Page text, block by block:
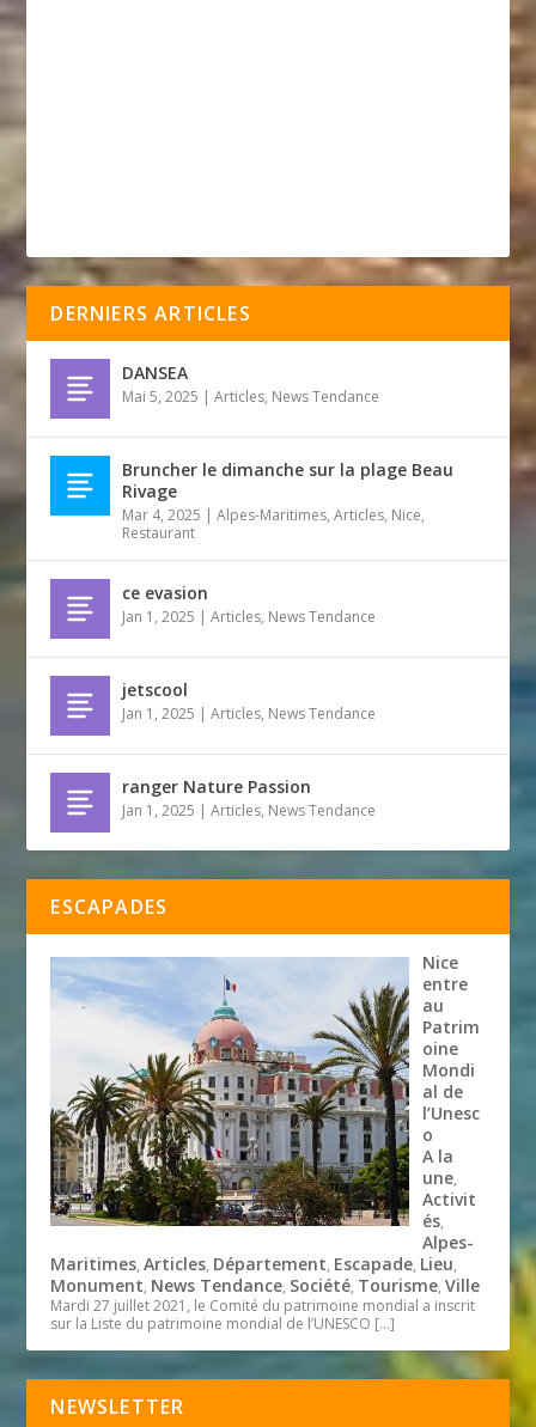
DERNIERS ARTICLES
DANSEA
Mai 5, 2025 |Articles, News Tendance
Bruncher le dimanche sur la plage Beau
Rivage
Mar 4, 2025 |Alpes-Maritimes,Articles, Nice,
Restaurant
ce evasion
Jan 1, 2025 |Articles, News Tendance
jetscool
Jan 1, 2025 |Articles, News Tendance
ranger Nature Passion
Jan 1, 2025 |Articles, News Tendance
ESCAPADES
Nice
entre
au
Patrim
oine
Mondi
al de
l’Unesc
o
A la
une,
Activit
és,
Alpes-
Maritimes,Articles, Département, Escapade, Lieu,
Monument, News Tendance, Société, Tourisme,Ville
Mardi 27 juillet 2021, le Comité du patrimoine mondial a inscrit
sur la Liste du patrimoine mondial de l’UNESCO […]
NEWSLETTER